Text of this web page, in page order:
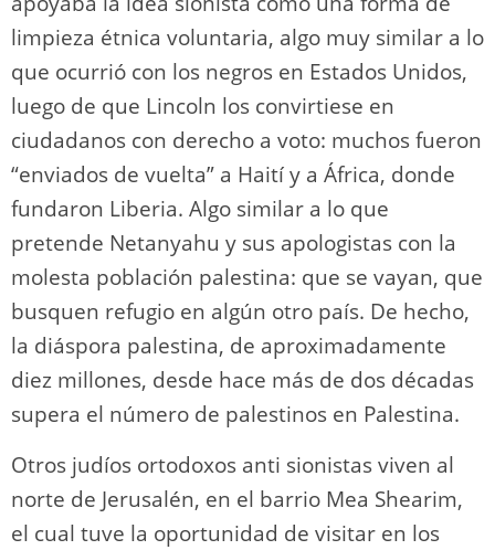
limpieza étnica voluntaria, algo muy similar a lo
que ocurrió con los negros en Estados Unidos,
luego de que Lincoln los convirtiese en
ciudadanos con derecho a voto: muchos fueron
“enviados de vuelta” a Haití y a África, donde
fundaron Liberia. Algo similar a lo que
pretende Netanyahu y sus apologistas con la
molesta población palestina: que se vayan, que
busquen refugio en algún otro país. De hecho,
la diáspora palestina, de aproximadamente
diez millones, desde hace más de dos décadas
supera el número de palestinos en Palestina.
Otros judíos ortodoxos anti sionistas viven al
norte de Jerusalén, en el barrio Mea Shearim,
el cual tuve la oportunidad de visitar en los